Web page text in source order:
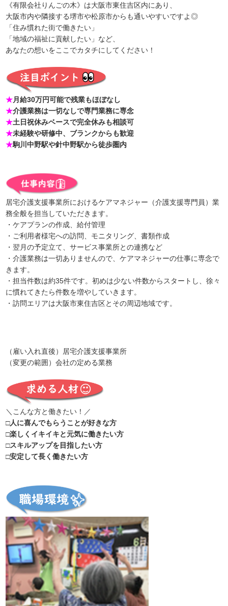
《有限会社りんごの木》は大阪市東住吉区内にあり、
大阪市内や隣接する堺市や松原市からも通いやすいですよ◎
「住み慣れた街で働きたい」
「地域の福祉に貢献したい」など、
あなたの想いをここでカタチにしてください！
★月給30万円可能で残業もほぼなし
★介護業務は一切なしで専門業務に専念
★土日祝休みベースで完全休みも相談可
★未経験や研修中、ブランクからも歓迎
★駒川中野駅や針中野駅から徒歩圏内
居宅介護支援事業所におけるケアマネジャー（介護支援専門員）業
務全般を担当していただきます。
・ケアプランの作成、給付管理
・ご利用者様宅への訪問、モニタリング、書類作成
・翌月の予定立て、サービス事業所との連携など
・介護業務は一切ありませんので、ケアマネジャーの仕事に専念で
きます。
・担当件数は約35件です。初めは少ない件数からスタートし、徐々
に慣れてきたら件数を増やしていきます。
・訪問エリアは大阪市東住吉区とその周辺地域です。
（雇い入れ直後）居宅介護支援事業所
（変更の範囲）会社の定める業務
＼こんな方と働きたい！／
□人に喜んでもらうことが好きな方
□楽しくイキイキと元気に働きたい方
□スキルアップを目指したい方
□安定して長く働きたい方